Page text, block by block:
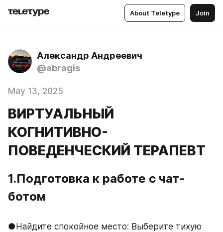
About Teletype Join
Александр Андреевич
@abragis
May 13, 2025
ВИРТУАЛЬНЫЙ
КОГНИТИВНО-
ПОВЕДЕНЧЕСКИЙ ТЕРАПЕВТ
1.Подготовка к работе с чат-
ботом
●Найдите спокойное место: Выберите тихую